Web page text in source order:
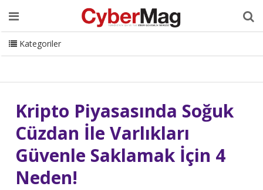
Ana Sayfa Hakkımızda Dergi Editörden
Danışmanlık
ISC Turkey Sizden Gelenler
İletişim
CyberMag Logo
Kategoriler
Kripto Piyasasında Soğuk
Cüzdan İle Varlıkları
Güvenle Saklamak İçin 4
Neden!